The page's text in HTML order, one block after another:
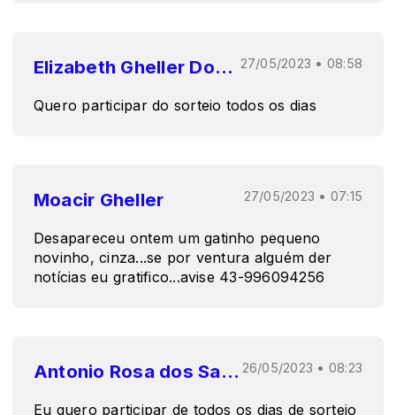
Elizabeth Gheller Dos Santos 27/05/2023 • 08:58
Quero participar do sorteio todos os dias
Moacir Gheller 27/05/2023 • 07:15
Desapareceu ontem um gatinho pequeno
novinho, cinza...se por ventura alguém der
notícias eu gratifico...avise 43-996094256
Antonio Rosa dos Santos 26/05/2023 • 08:23
Eu quero participar de todos os dias de sorteio